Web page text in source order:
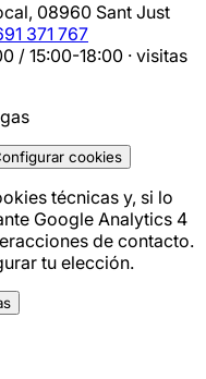
08960 Sant Just
371 767
/ 15:00-18:00 · visitas
cookies
técnicas y, si lo
Google Analytics 4
de contacto.
tu elección.